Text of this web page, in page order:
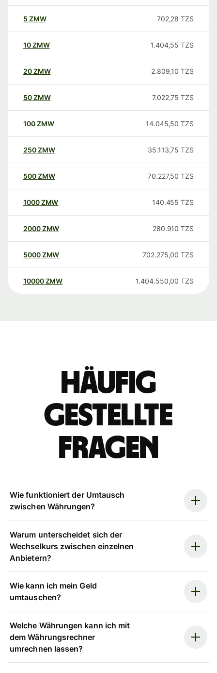
5 ZMW 702,28 TZS
10ZMW 1.404,55 TZS
20ZMW 2.809,10 TZS
50ZMW 7.022,75 TZS
100ZMW 14.045,50 TZS
250ZMW 35.113,75 TZS
500ZMW 70.227,50 TZS
1000ZMW 140.455 TZS
2000ZMW 280.910 TZS
5000ZMW 702.275,00 TZS
10000 ZMW 1.404.550,00 TZS
Häufig
gestellte
Fragen
Wie funktioniert der Umtausch
zwischen Währungen?
Warum unterscheidet sich der
Wechselkurs zwischen einzelnen
Anbietern?
Wie kann ich mein Geld
umtauschen?
Welche Währungen kann ich mit
dem Währungsrechner
umrechnen lassen?